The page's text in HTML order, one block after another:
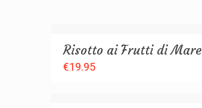
Risotto ai Frutti di Mare
€19.95